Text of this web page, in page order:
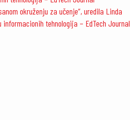
okruženju za učenje”, uredila Linda
tehnologija – EdTech Journal